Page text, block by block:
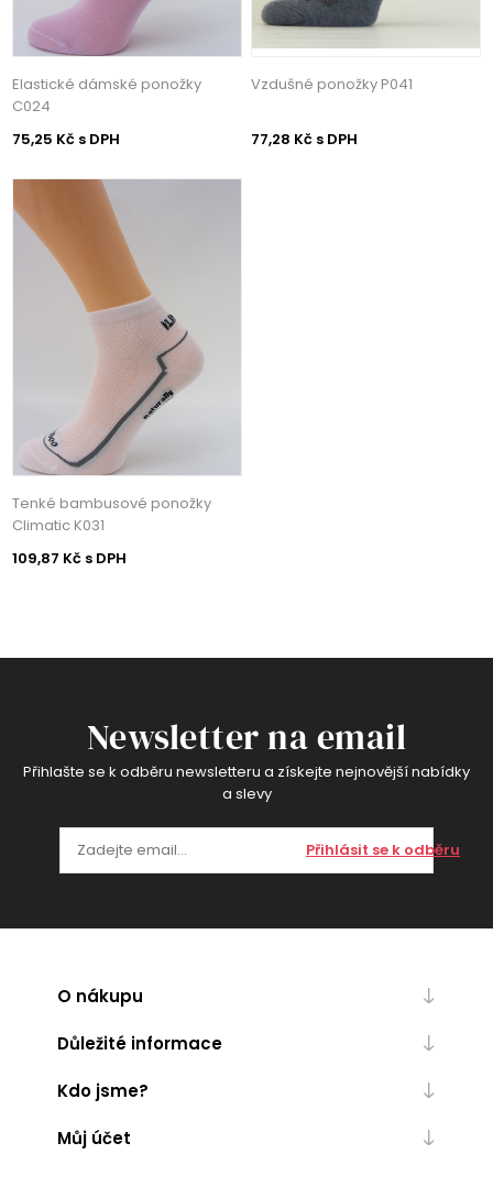
Elastické dámské ponožky
C024
75,25 Kč s DPH
Vzdušné ponožky P041
77,28 Kč s DPH
Tenké bambusové ponožky
Climatic K031
109,87 Kč s DPH
Newsletter na email
Přihlašte se k odběru newsletteru a získejte nejnovější nabídky
a slevy
Přihlásit se k odběru
O nákupu
Důležité informace
Kdo jsme?
Můj účet